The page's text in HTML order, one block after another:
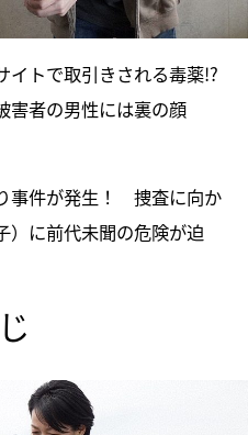
イトで取引きされる毒薬!?
害者の男性には裏の顔
事件が発生！ 捜査に向か
）に前代未聞の危険が迫